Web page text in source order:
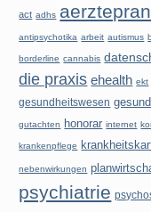
act adhs
antipsychotika arbeit autismus
borderline cannabis
die praxis ehealth ekt
gesundheitswesen
gutachten honorar internet
krankenpflege
nebenwirkungen
psychiatrie